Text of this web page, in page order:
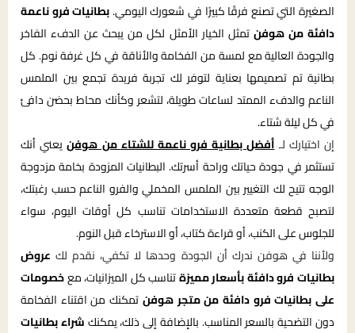
الصغيرة التي تصنع فرقًا كبيرًا في شعورك اليومي.بطانيات فرو ناعمة
دافئة من هوفنتمثل الخيار الأمثل لكل من يبحث عن الدفء الفاخر
والجودة العالية مع لمسة من الفخامة والأناقة في كل غرفة نوم. كل
بطانية تم تصميمها بعناية لتوفر لك تجربة فريدة تجمع بين الملمس
الناعم والدفء الممتد لساعات طويلة، لتشعر وكأنك محاط بحضن دافئ
في كل ليلة شتاء.
إن اختيارك لـأفضل بطانية فرو ناعمة للشتاء من هوفنيعني أنك
تستثمر في جودة حياتك وراحة أسرتك. البطانيات المزودة بخامة مزدوجة
الوجه تتيح لك التغيير بين الملمس المخملي والفرو الناعم حسب رغبتك،
لتصبح قطعة متعددة الاستخدامات تناسب كل أوقات اليوم، سواء
للجلوس على الكنب، أو قراءة كتاب، أو الاسترخاء قبل النوم.
ولأننا في هوفن ندرك أن الجودة وحدها لا تكفي، نقدم لك عروض
بطانيات فرو دافئة بأسعار مميزةتناسب كل الميزانيات، معخصومات
على بطانيات فرو دافئة من متجر هوفنتمكنك من اقتناء الفخامة
دون التضحية بالسعر المناسب. بالإضافة إلى ذلك، يمكنكشراء بطانيات